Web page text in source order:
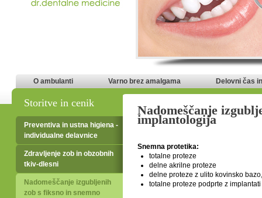
O ambulanti Varno brez amalgama Delovni čas
Storitve in cenik
Preventiva in ustna higiena -
individualne delavnice
Zdravljenje zob in obzobnih
tkiv-dlesni
Nadomeščanje izgubljenih
zob s fiksno in snemno
Nadomeščanje
implantologija
Snemna protetika:
totalne proteze
delne akrilne proteze
delne proteze z ulito kovinsko
totalne proteze podprte z implantati